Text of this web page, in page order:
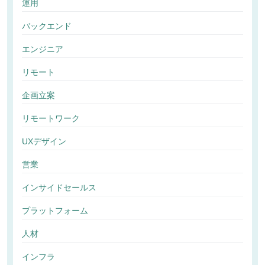
運用
バックエンド
エンジニア
リモート
企画立案
リモートワーク
UXデザイン
営業
インサイドセールス
プラットフォーム
人材
インフラ